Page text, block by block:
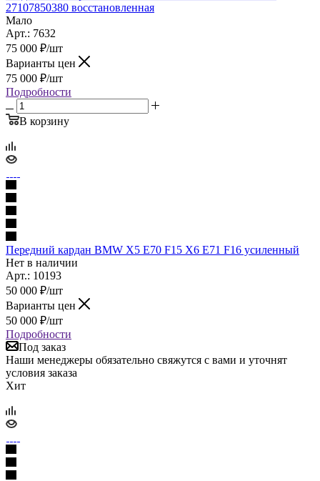
27107850380 восстановленная
Мало
Арт.: 7632
75 000 ₽/шт
Варианты цен
75 000 ₽/шт
Подробности
В корзину
Передний кардан BMW X5 E70 F15 X6 E71 F16 усиленный
Нет в наличии
Арт.: 10193
50 000 ₽/шт
Варианты цен
50 000 ₽/шт
Подробности
Под заказ
Наши менеджеры обязательно свяжутся с вами и уточнят
условия заказа
Хит